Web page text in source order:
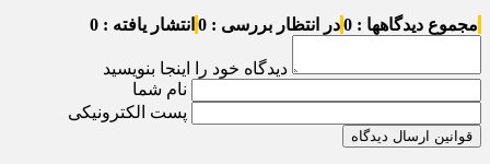
مجموع دیدگاهها : 0 در انتظار بررسی : 0 انتشار یافته : 0
دیدگاه خود را اینجا بنویسید
نام شما
پست الکترونیکی
قوانین ارسال دیدگاه